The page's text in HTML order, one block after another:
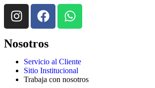
Nosotros
Servicio al Cliente
Sitio Institucional
Trabaja con nosotros